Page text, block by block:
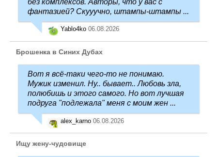
без комплексов. Авторы, что у вас с
фантазией? Скууучно, штампы-штампы ...
Yablo4ko 06.08.2026
Брошенка в Синих Дубах
Вот я всё-таки чего-то не понимаю.
Мужик изменил. Ну.. бывает.. Любовь зла,
полюбишь и этого самого. Но вот лучшая
подруга "подлежала" меня с моим жен ...
alex_karno 06.08.2026
Ищу жену-чудовище